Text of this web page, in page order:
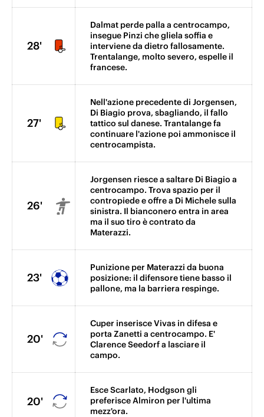
28'
Dalmat perde palla a centrocampo,
insegue Pinzi che gliela soffia e
interviene da dietro fallosamente.
Trentalange, molto severo, espelle il
francese.
27'
Nell'azione precedente di Jorgensen,
Di Biagio prova, sbagliando, il fallo
tattico sul danese. Trantalange fa
continuare l'azione poi ammonisce il
centrocampista.
26'
Jorgensen riesce a saltare Di Biagio a
centrocampo. Trova spazio per il
contropiede e offre a Di Michele sulla
sinistra. Il bianconero entra in area
ma il suo tiro è contrato da
Materazzi.
23'
Punizione per Materazzi da buona
posizione: il difensore tiene basso il
pallone, ma la barriera respinge.
20'
Cuper inserisce Vivas in difesa e
porta Zanetti a centrocampo. E'
Clarence Seedorf a lasciare il
campo.
20'
Esce Scarlato, Hodgson gli
preferisce Almiron per l'ultima
mezz'ora.